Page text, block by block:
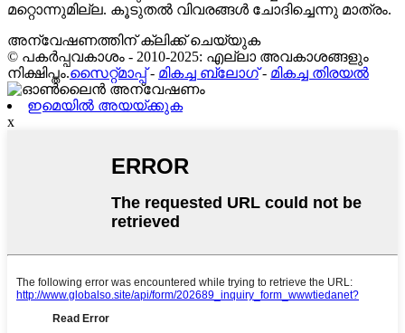
മറ്റൊന്നുമില്ല. കൂടുതൽ വിവരങ്ങൾ ചോദിച്ചെന്നു മാത്രം.
അന്വേഷണത്തിന് ക്ലിക്ക് ചെയ്യുക
© പകർപ്പവകാശം - 2010-2025: എല്ലാ അവകാശങ്ങളും
നിക്ഷിപ്തം.സൈറ്റ്മാപ്പ്- മികച്ച ബ്ലോഗ്- മികച്ച തിരയൽ
ഇമെയിൽ അയയ്ക്കുക
x